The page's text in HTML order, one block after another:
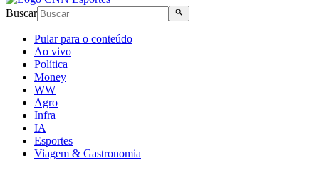
Buscar
Pular para o conteúdo
Ao vivo
Política
Money
WW
Agro
Infra
IA
Esportes
Viagem & Gastronomia